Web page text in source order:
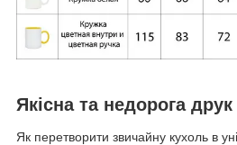
Якісна та недорога
Як перетворити звичайну кухоль в